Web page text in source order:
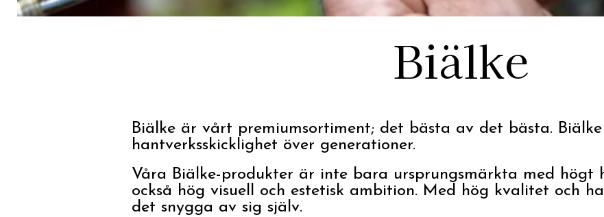
Biälke
Biälke är vårt premiumsortiment; det bästa av det bästa.
hantverksskicklighet över generationer.
Våra Biälke-produkter är inte bara ursprungsmärkta med högt
också hög visuell och estetisk ambition. Med hög kvalitet och
det snygga av sig själv.